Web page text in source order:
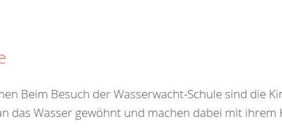
Beim Besuch der Wasserwacht-Schule sind die
das Wasser gewöhnt und machen dabei mit ihrem